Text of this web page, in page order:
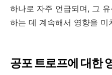
하나로 자주 언급되며, 그
하는 데 계속해서 영향을 미
공포 트로프에 대한